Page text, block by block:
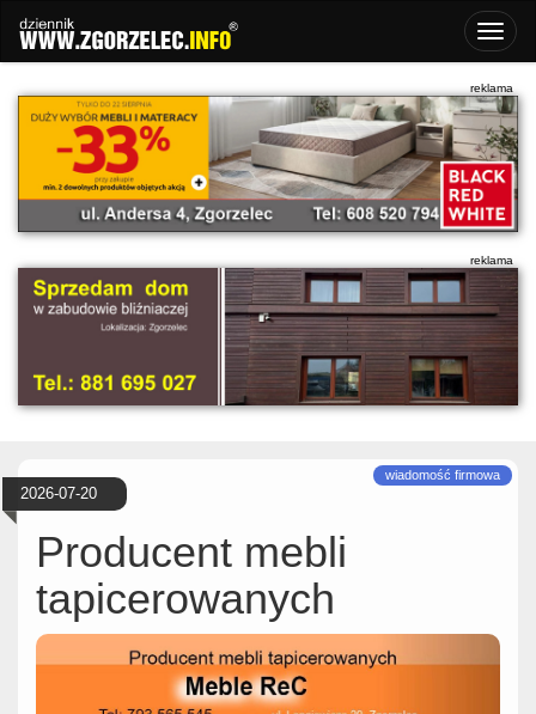
2026-07-20
Producent mebli
tapicerowanych